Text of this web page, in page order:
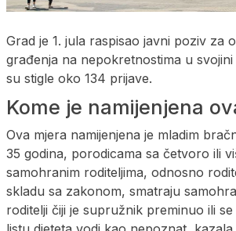
Grad je 1. jula raspisao javni poziv za
građenja na nepokretnostima u svojini
su stigle oko 134 prijave.
Kome je namijenjena
Ova mjera namijenjena je mladim
35 godina, porodicama sa četvoro ili
samohranim roditeljima, odnosno
skladu sa zakonom, smatraju
roditelji čiji je supružnik preminuo ili